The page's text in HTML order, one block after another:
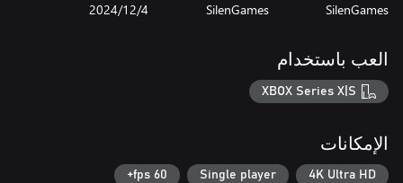
SilenGames
SilenGames
4‏/12‏/2024
العب باستخدام
XBOX Series X|S
الإمكانات
4K Ultra HD
Single player
60 fps+